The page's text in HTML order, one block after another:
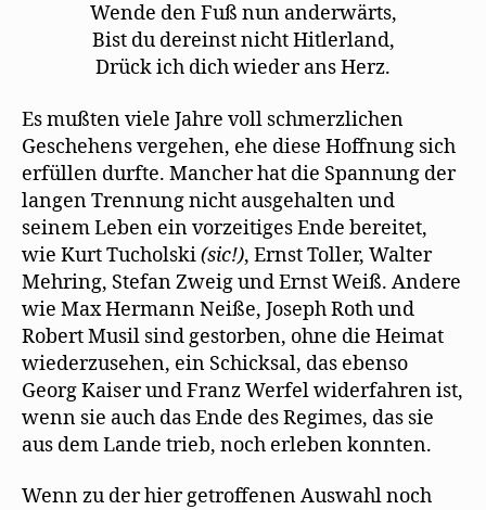
Wende den Fuß nun anderwärts,
Bist du dereinst nicht Hitlerland,
Drück ich dich wieder ans Herz.
Es mußten viele Jahre voll schmerzlichen
Geschehens vergehen, ehe diese Hoffnung sich
erfüllen durfte. Mancher hat die Spannung der
langen Trennung nicht ausgehalten und
seinem Leben ein vorzeitiges Ende bereitet,
wie Kurt Tucholski(sic!), Ernst Toller, Walter
Mehring, Stefan Zweig und Ernst Weiß. Andere
wie Max Hermann Neiße, Joseph Roth und
Robert Musil sind gestorben, ohne die Heimat
wiederzusehen, ein Schicksal, das ebenso
Georg Kaiser und Franz Werfel widerfahren ist,
wenn sie auch das Ende des Regimes, das sie
aus dem Lande trieb, noch erleben konnten.
Wenn zu der hier getroffenen Auswahl noch